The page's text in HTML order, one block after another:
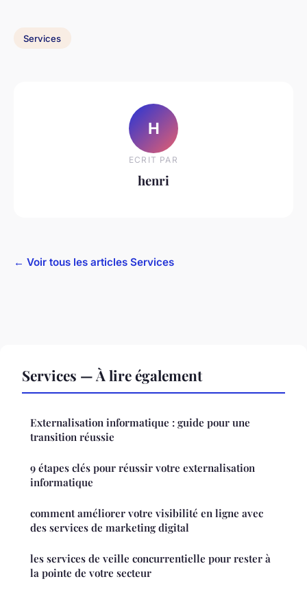
Services
H
ECRIT PAR
henri
← Voir tous les articles Services
Services — À lire également
Externalisation informatique : guide pour une
transition réussie
9 étapes clés pour réussir votre externalisation
informatique
comment améliorer votre visibilité en ligne avec
des services de marketing digital
les services de veille concurrentielle pour rester à
la pointe de votre secteur